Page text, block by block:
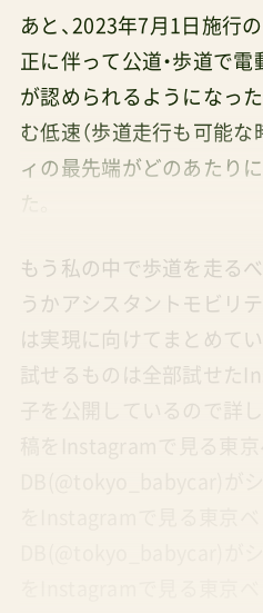
あと、2023年7月1日施行
正に伴って公道・歩道で
が認められるようになっ
む低速（歩道走行も可能
ィの最先端がどのあたり
もう私の中で歩道を走る
うかアシスタントモビリ
は実現に向けてまとめて
試せるものは全部試せた